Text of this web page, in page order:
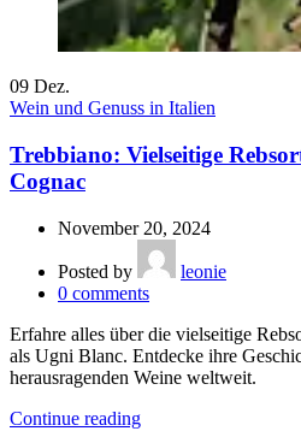
09 Dez.
Wein und Genuss in Italien
Trebbiano: Vielseitige
Cognac
November 20, 2024
Posted by
leonie
0 comments
Erfahre alles über die vielseitige
als Ugni Blanc. Entdecke ihre
herausragenden Weine weltweit.
Continue reading